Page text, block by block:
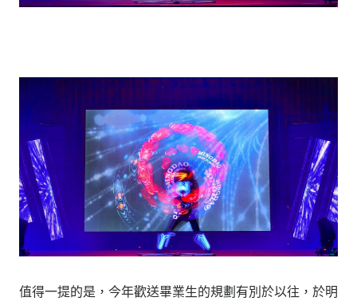
值得一提的是，今年歡送畢業生的規劃有別於以往，於明